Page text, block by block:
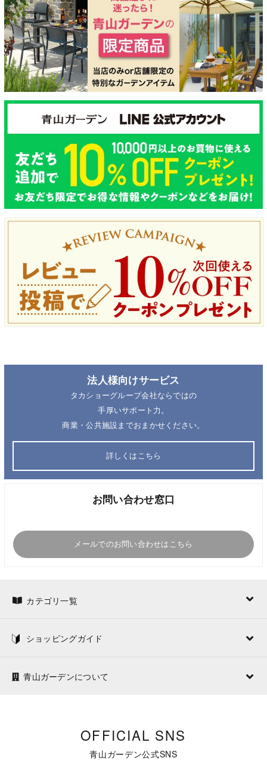
法人様向けサービス
タカショーグループ会社ならではの
手厚いサポート力。
商業・公共施設までおまかせください。
詳しくはこちら
お問い合わせ窓口
メールでのお問い合わせはこちら
カテゴリ一覧
ショッピングガイド
青山ガーデンについて
OFFICIAL SNS
青山ガーデン公式SNS